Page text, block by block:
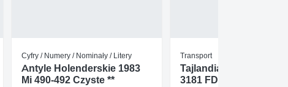
Cyfry / Numery / Nominały / Litery
Antyle Holenderskie 1983
Mi 490-492 Czyste **
Transport
Tajlandia 2012 Mi
3181 FDC